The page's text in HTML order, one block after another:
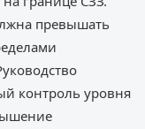
превышать
контроль уровня